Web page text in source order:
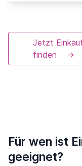
Jetzt
finden
→
Für wen ist
geeignet?